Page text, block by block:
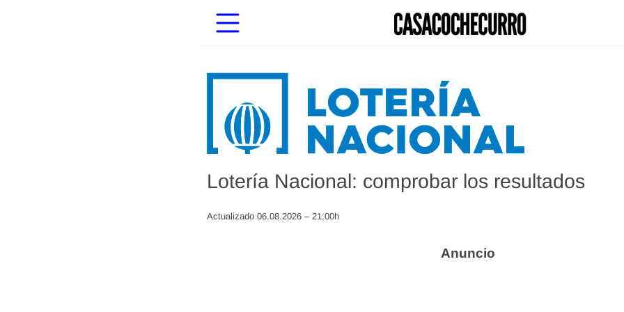
Lotería Nacional: comprobar los resultados
Actualizado 06.08.2026 – 21:00h